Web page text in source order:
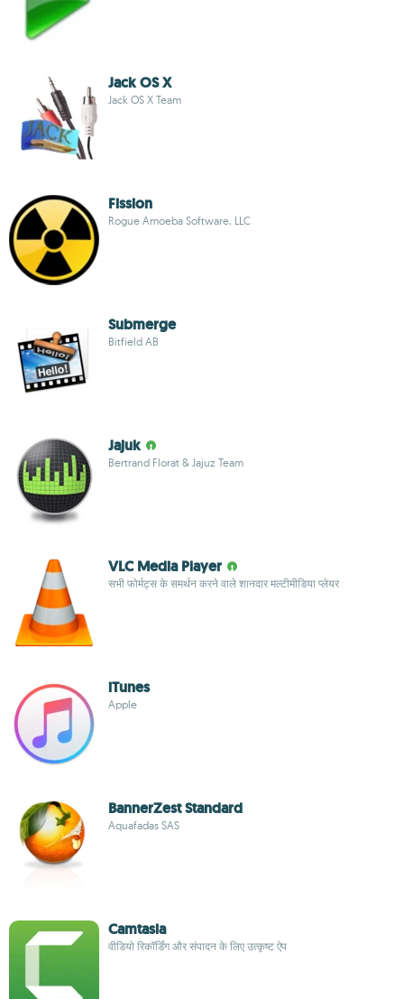
Jack OS X
Jack OS X Team
Fission
Rogue Amoeba Software, LLC
Submerge
Bitfield AB
Jajuk
Bertrand Florat & Jajuz Team
VLC Media Player
सभी फोर्मट्स के समर्थन करने वाले शानदार मल्टीमीडिया प्लेयर
iTunes
Apple
BannerZest Standard
Aquafadas SAS
Camtasia
वीडियो रिकॉर्डिंग और संपादन के लिए उत्कृष्ट ऐप